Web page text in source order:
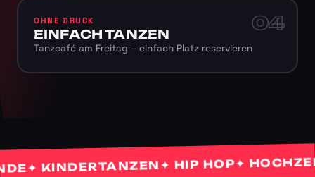
04
OHNE DRUCK
EINFACH TANZEN
Tanzcafé am Freitag – einfach Platz reservieren
KINDERTANZEN✦ HIP HOP ✦